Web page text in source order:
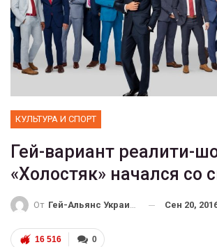
КУЛЬТУРА И СПОРТ
Гей-вариант реалити-
«Холостяк» начался со
От Гей-Альянс Украина Сен 20,
0
16 516